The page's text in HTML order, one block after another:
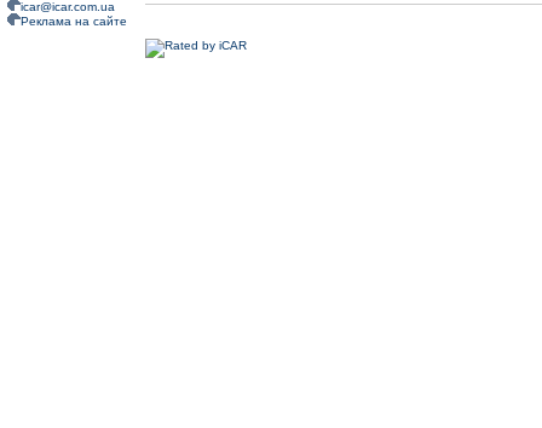
icar@icar.com.ua
Реклама на сайте